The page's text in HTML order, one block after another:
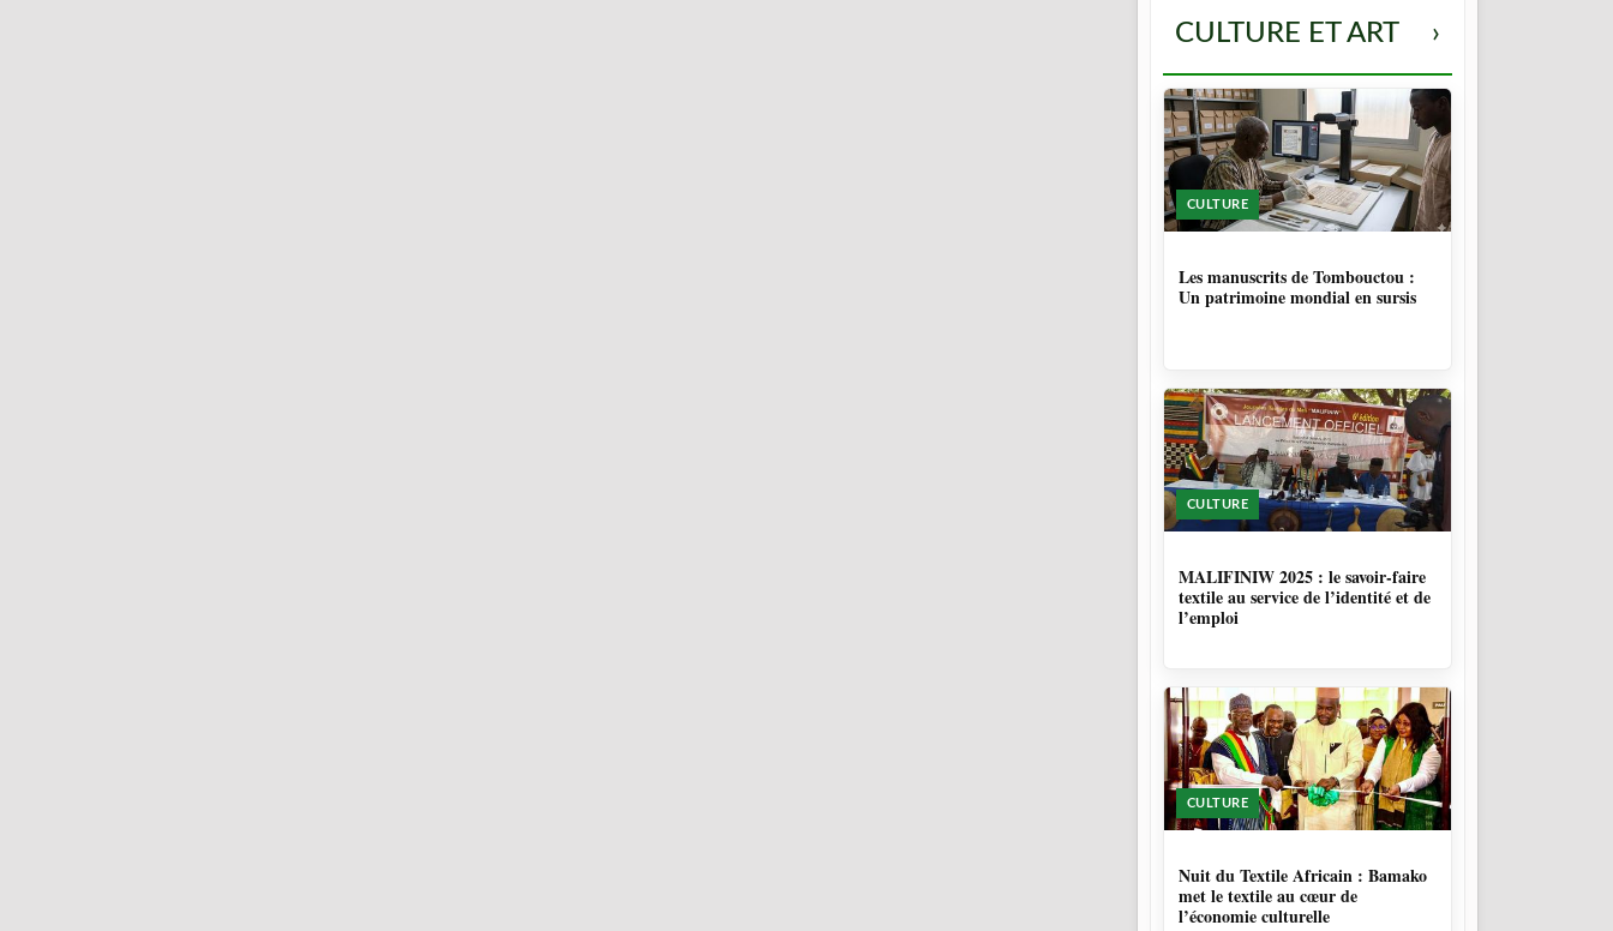
CULTURE ET ART ›
CULTURE
Les manuscrits de Tombouctou :
Un patrimoine mondial en sursis
CULTURE
MALIFINIW 2025 : le savoir-faire
textile au service de l’identité et de
l’emploi
CULTURE
Nuit du Textile Africain : Bamako
met le textile au cœur de
l’économie culturelle